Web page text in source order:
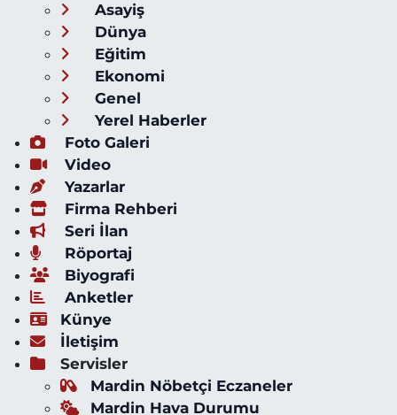
Asayiş
Dünya
Eğitim
Ekonomi
Genel
Yerel Haberler
Foto Galeri
Video
Yazarlar
Firma Rehberi
Seri İlan
Röportaj
Biyografi
Anketler
Künye
İletişim
Servisler
Mardin Nöbetçi Eczaneler
Mardin Hava Durumu